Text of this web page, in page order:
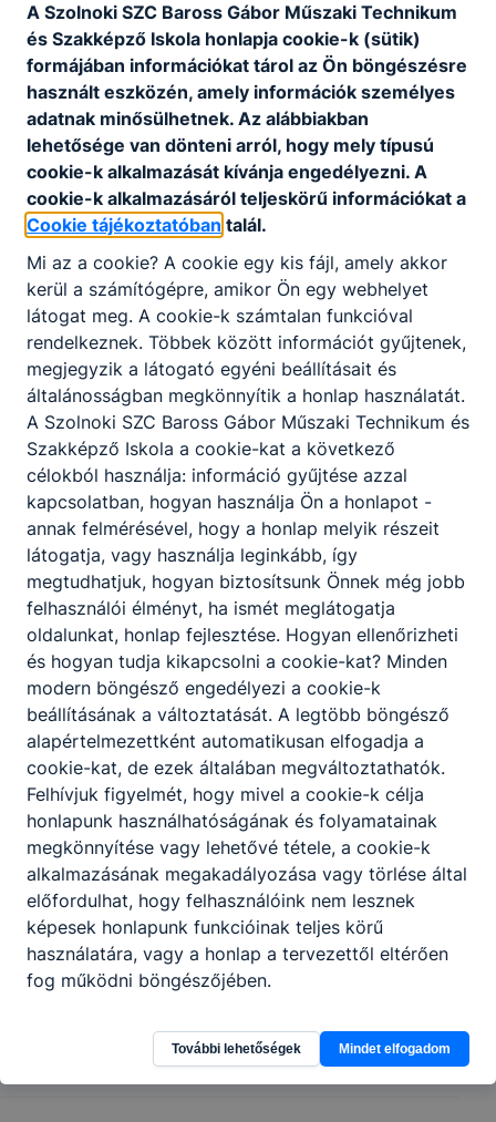
vizsgát tehet.
A sikeres képesítő vizsga eredményeként kiállított
képesítő bizonyítvány államilag elismert, önálló
végzettségi szintet nem biztosító szakképesítést
tanúsít.
Ingyenes képzéseinken az első képesítő vizsga
letételéig térítésmentesen tanulhatnak azok, akik
még nem rendelkeznek az új szakképzési
rendszerben szerzett szakképesítéssel.
A szakképző intézmény szakmai programjában
meghatározottak szerint, az intézmény
igazgatójának döntése alapján lehetőség van a
korábbi tanulmányok, megszerzett ismeretek és
gyakorlat beszámítására, és ezáltal a képzési idő
rövidítésére.
Általános műszaki (mérnöki) képzés
Volfrámelektródás védőgázas ívhegesztő
Gépgyártás, műszer- és fémipar
Tovább
Fogyóelektródás védőgázas ívhegesztő
Gépgyártás, műszer- és fémipar
Tovább
A Szolnoki SZC Baross Gábor Műszaki Technikum
és Szakképző Iskola honlapja cookie-k (sütik)
formájában információkat tárol az Ön böngészésre
használt eszközén, amely információk személyes
adatnak minősülhetnek. Az alábbiakban
lehetősége van dönteni arról, hogy mely típusú
cookie-k alkalmazását kívánja engedélyezni. A
cookie-k alkalmazásáról teljeskörű információkat a
Cookie tájékoztatóban talál.
Mi az a cookie? A cookie egy kis fájl, amely akkor
kerül a számítógépre, amikor Ön egy webhelyet
látogat meg. A cookie-k számtalan funkcióval
rendelkeznek. Többek között információt gyűjtenek,
megjegyzik a látogató egyéni beállításait és
általánosságban megkönnyítik a honlap használatát.
A Szolnoki SZC Baross Gábor Műszaki Technikum és
Szakképző Iskola a cookie-kat a következő
célokból használja: információ gyűjtése azzal
kapcsolatban, hogyan használja Ön a honlapot -
annak felmérésével, hogy a honlap melyik részeit
látogatja, vagy használja leginkább, így
megtudhatjuk, hogyan biztosítsunk Önnek még jobb
felhasználói élményt, ha ismét meglátogatja
oldalunkat, honlap fejlesztése. Hogyan ellenőrizheti
és hogyan tudja kikapcsolni a cookie-kat? Minden
modern böngésző engedélyezi a cookie-k
beállításának a változtatását. A legtöbb böngésző
alapértelmezettként automatikusan elfogadja a
cookie-kat, de ezek általában megváltoztathatók.
Felhívjuk figyelmét, hogy mivel a cookie-k célja
honlapunk használhatóságának és folyamatainak
megkönnyítése vagy lehetővé tétele, a cookie-k
alkalmazásának megakadályozása vagy törlése által
előfordulhat, hogy felhasználóink nem lesznek
képesek honlapunk funkcióinak teljes körű
használatára, vagy a honlap a tervezettől eltérően
fog működni böngészőjében.
További lehetőségek Mindet elfogadom